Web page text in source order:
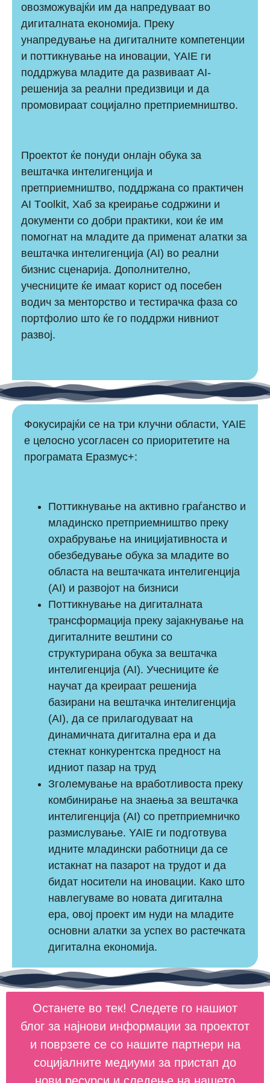
овозможувајќи им да напредуваат во
дигиталната економија. Преку
унапредување на дигиталните компетенции
и поттикнување на иновации, YAIE ги
поддржува младите да развиваат AI-
решенија за реални предизвици и да
промовираат социјално претприемништво.
Проектот ќе понуди онлајн обука за
вештачка интелигенција и
претприемништво, поддржана со практичен
AI Тoolkit, Хаб за креирање содржини и
документи со добри практики, кои ќе им
помогнат на младите да применат алатки за
вештачка интелигенција (AI) во реални
бизнис сценарија. Дополнително,
учесниците ќе имаат корист од посебен
водич за менторство и тестирачка фаза со
портфолио што ќе го поддржи нивниот
развој.
Фокусирајќи се на три клучни области, YAIE
е целосно усогласен со приоритетите на
програмата Еразмус+:
Поттикнување на активно граѓанство и
младинско претприемништво преку
охрабрување на иницијативноста и
обезбедување обука за младите во
областа на вештачката интелигенција
(AI) и развојот на бизниси
Поттикнување на дигиталната
трансформација преку зајакнување на
дигиталните вештини со
структурирана обука за вештачка
интелигенција (AI). Учесниците ќе
научат да креираат решенија
базирани на вештачка интелигенција
(AI), да се прилагодуваат на
динамичната дигитална ера и да
стекнат конкурентска предност на
идниот пазар на труд
Зголемување на вработливоста преку
комбинирање на знаења за вештачка
интелигенција (AI) со претприемничко
размислување. YAIE ги подготвува
идните младински работници да се
истакнат на пазарот на трудот и да
бидат носители на иновации. Како што
навлегуваме во новата дигитална
ера, овој проект им нуди на младите
основни алатки за успех во растечката
дигитална економија.
Останете во тек! Следете го нашиот
блог за најнови информации за проектот
и поврзете се со нашите партнери на
социјалните медиуми за пристап до